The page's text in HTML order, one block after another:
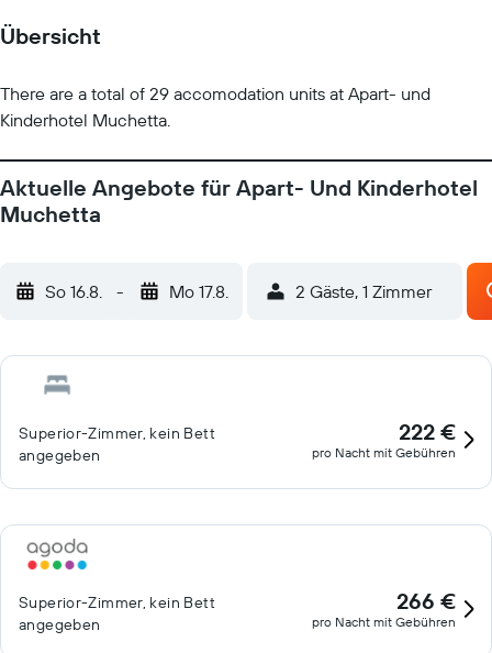
Übersicht
There are a total of 29 accomodation units at Apart- und
Kinderhotel Muchetta.
Aktuelle Angebote für Apart- Und Kinderhotel
Muchetta
So 16.8. - Mo 17.8. 2 Gäste, 1 Zimmer
Superior-Zimmer, kein Bett
angegeben
222 €
pro Nacht mit Gebühren
Superior-Zimmer, kein Bett
angegeben
266 €
pro Nacht mit Gebühren